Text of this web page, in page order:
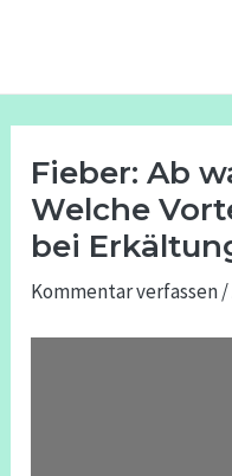
Fieber: Ab
Welche
bei
Kommentar verfassen/